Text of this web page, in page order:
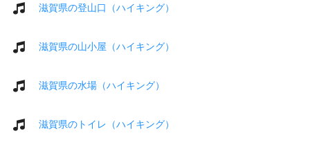
滋賀県の登山口（ハイキング）
滋賀県の山小屋（ハイキング）
滋賀県の水場（ハイキング）
滋賀県のトイレ（ハイキング）